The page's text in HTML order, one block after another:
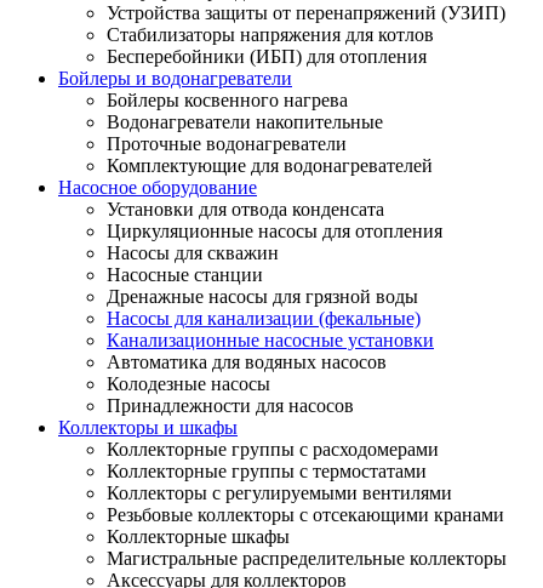
Устройства защиты от перенапряжений (УЗИП)
Стабилизаторы напряжения для котлов
Бесперебойники (ИБП) для отопления
Бойлеры и водонагреватели
Бойлеры косвенного нагрева
Водонагреватели накопительные
Проточные водонагреватели
Комплектующие для водонагревателей
Насосное оборудование
Установки для отвода конденсата
Циркуляционные насосы для отопления
Насосы для скважин
Насосные станции
Дренажные насосы для грязной воды
Насосы для канализации (фекальные)
Канализационные насосные установки
Автоматика для водяных насосов
Колодезные насосы
Принадлежности для насосов
Коллекторы и шкафы
Коллекторные группы с расходомерами
Коллекторные группы с термостатами
Коллекторы с регулируемыми вентилями
Резьбовые коллекторы с отсекающими кранами
Коллекторные шкафы
Магистральные распределительные коллекторы
Аксессуары для коллекторов